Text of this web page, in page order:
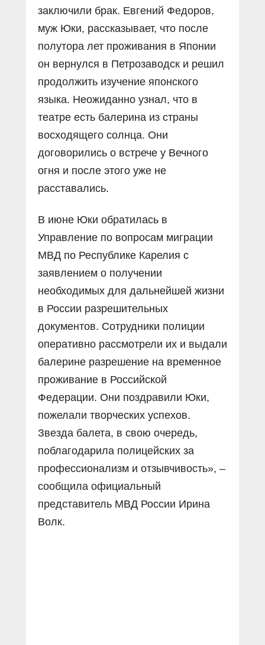
заключили брак. Евгений Федоров,
муж Юки, рассказывает, что после
полутора лет проживания в Японии
он вернулся в Петрозаводск и решил
продолжить изучение японского
языка. Неожиданно узнал, что в
театре есть балерина из страны
восходящего солнца. Они
договорились о встрече у Вечного
огня и после этого уже не
расставались.
В июне Юки обратилась в
Управление по вопросам миграции
МВД по Республике Карелия с
заявлением о получении
необходимых для дальнейшей жизни
в России разрешительных
документов. Сотрудники полиции
оперативно рассмотрели их и выдали
балерине разрешение на временное
проживание в Российской
Федерации. Они поздравили Юки,
пожелали творческих успехов.
Звезда балета, в свою очередь,
поблагодарила полицейских за
профессионализм и отзывчивость», –
сообщила официальный
представитель МВД России Ирина
Волк.